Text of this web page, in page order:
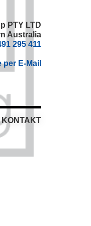
PTY LTD
Australia
295 411
E-Mail
KONTAKT